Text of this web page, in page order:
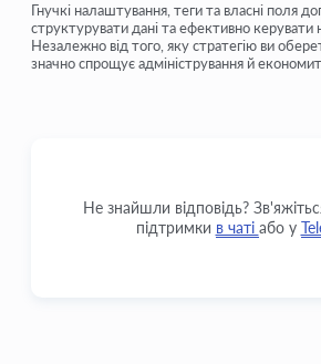
Гнучкі налаштування, теги та власні поля
структурувати дані та ефективно
Незалежно від того, яку стратегію ви
значно спрощує адміністрування й
Не знайшли відповідь?
підтримки в чаті або у